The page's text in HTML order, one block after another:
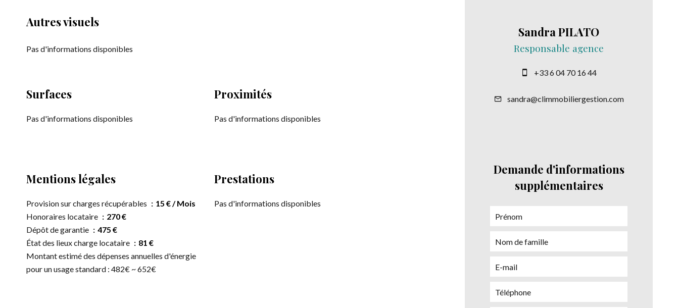
Autres visuels
Pas d'informations disponibles
Surfaces
Pas d'informations disponibles
Proximités
Pas d'informations disponibles
Mentions légales
Provision sur charges récupérables
15 € / Mois
Honoraires locataire
270 €
Dépôt de garantie
475 €
État des lieux charge locataire
81 €
Montant estimé des dépenses annuelles d'énergie
pour un usage standard : 482€ ~ 652€
Prestations
Pas d'informations disponibles
Sandra PILATO
Responsable agence
+33 6 04 70 16 44
sandra@climmobiliergestion.com
Demande d'informations
supplémentaires